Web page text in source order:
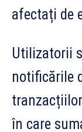
afectați de
Utilizatorii
notificările
în care